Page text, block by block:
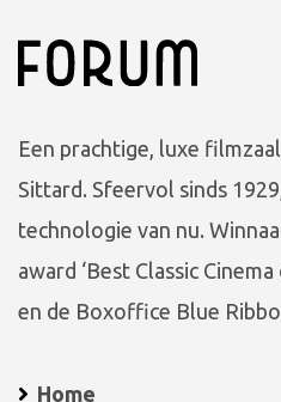
Een prachtige, luxe
Sittard. Sfeervol sinds
technologie van nu.
award ‘Best Classic
en de Boxoffice Blue
Home